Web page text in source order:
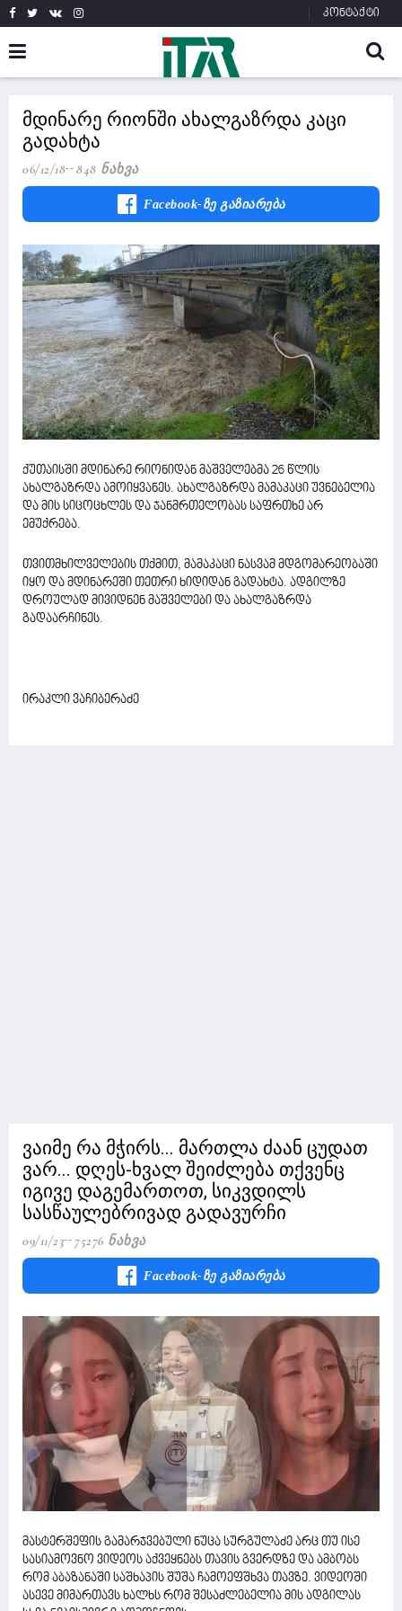
კონტაქტი
მდინარე რიონში ახალგაზრდა კაცი
გადახტა
06/12/18 848 Ნახვა
Facebook-Ზე Გაზიარება
ქუთაისში მდინარე რიონიდან მაშველებმა 26 წლის
ახალგაზრდა ამოიყვანეს. ახალგაზრდა მამაკაცი უვნებელია
და მის სიცოცხლეს და ჯანმრთელობას საფრთხე არ
ემუქრება.
თვითმხილველების თქმით, მამაკაცი ნასვამ მდგომარეობაში
იყო და მდინარეში თეთრი ხიდიდან გადახტა. ადგილზე
დროულად მივიდნენ მაშველები და ახალგაზრდა
გადაარჩინეს.
ირაკლი ვაჩიბერაძე
ვაიმე რა მჭირს... მართლა ძაან ცუდათ
ვარ... დღეს-ხვალ შეიძლება თქვენც
იგივე დაგემართოთ, სიკვდილს
სასწაულებრივად გადავურჩი
09/11/23 75276 Ნახვა
Facebook-Ზე Გაზიარება
მასტერშეფის გამარჯვებული ნუცა სურგულაძე არც თუ ისე
სასიამოვნო ვიდეოს აქვეყნებს თავის გვერდზე და ამბობს
რომ აბაზანაში საშხაპის შუშა ჩამოეფშხვა თავზე. ვიდეოში
ასევე მიმართავს ხალხს რომ შესაძლებელია მის ადგილას